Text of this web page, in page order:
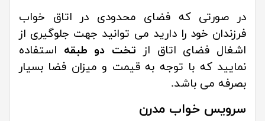
در صورتی که فضای محدودی در اتاق خواب
فرزندان خود را دارید می توانید جهت جلوگیری از
اشغال فضای اتاق از تخت دو طبقه استفاده
نمایید که با توجه به قیمت و میزان فضا بسیار
بصرفه می باشد.
سرویس خواب مدرن